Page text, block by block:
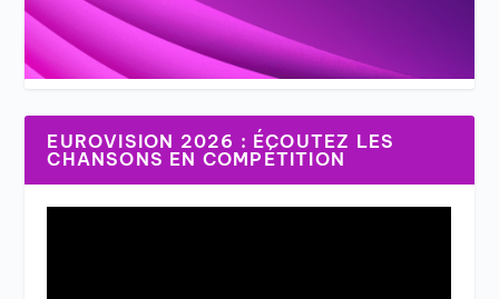
EUROVISION 2026 : ÉCOUTEZ LES
CHANSONS EN COMPÉTITION